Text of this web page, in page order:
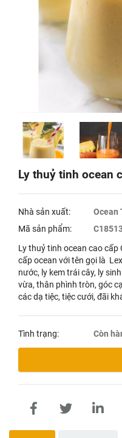
Ly thuỷ tinh ocean
Nhà sản xuất:
Ocean
Mã sản phẩm:
Ly thuỷ tinh ocean cao
cấp ocean với tên gọi là
nước, ly kem trái cây, ly
vừa, thân phình tròn, góc
các dạ tiệc, tiệc cưới, đãi
Tình trạng: Còn